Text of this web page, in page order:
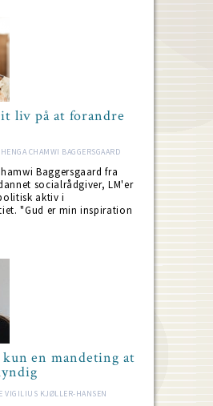
liv på at forandre
CHAMWI BAGGERSGAARD
Baggersgaard fra
socialrådgiver, LM'er
aktiv i
"Gud er min inspiration
en mandeting at
VIGILIUS KJØLLER-HANSEN